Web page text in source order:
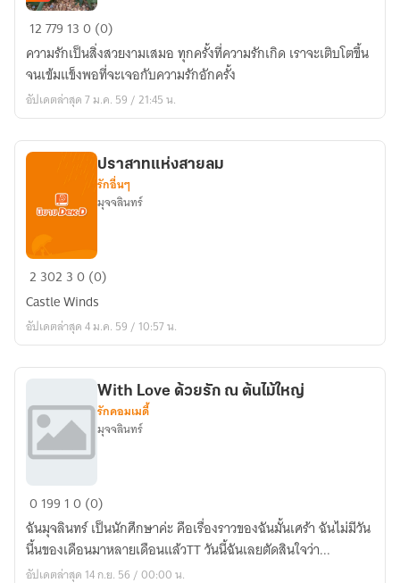
ยา
ใน
ขวด
สีชมพู
12779 130 (0)
ความรักเป็นสิ่งสวยงามเสมอ ทุกครั้งที่ความรักเกิด เราจะเติบโตขึ้น
จนเข้มแข็งพอที่จะเจอกับความรักอักครั้ง
อัปเดตล่าสุด 7 ม.ค. 59 / 21:45 น.
ปราสาท
สายลม
ปราสาทแห่งสายลม
รักอื่นๆ
มุจจลินทร์
2 302 30 (0)
Castle Winds
อัปเดตล่าสุด 4 ม.ค. 59 / 10:57 น.
With
Love
ด้วย
รัก
With Love ด้วยรัก ณ ต้นไม้ใหญ่
รักคอมเมดี้
มุจจลินทร์
0199 10 (0)
ฉันมุจลินทร์ เป็นนักศึกษาค่ะ คือเรื่องราวของฉันมั้นเศร้า ฉันไม่มีวัน
นี้นของเดือนมาหลายเดือนแล้วTT วันนี้ฉันเลยตัดสินใจว่า...
อัปเดตล่าสุด 14 ก.ย. 56 / 00:00 น.